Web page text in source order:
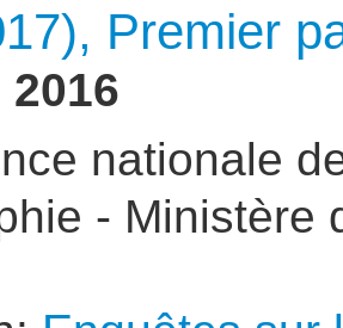
Premier
nationale
- Ministère